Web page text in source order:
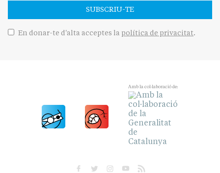
SUBSCRIU-TE
En donar-te d'alta acceptes la política de privacitat.
Amb la col·laboració de: